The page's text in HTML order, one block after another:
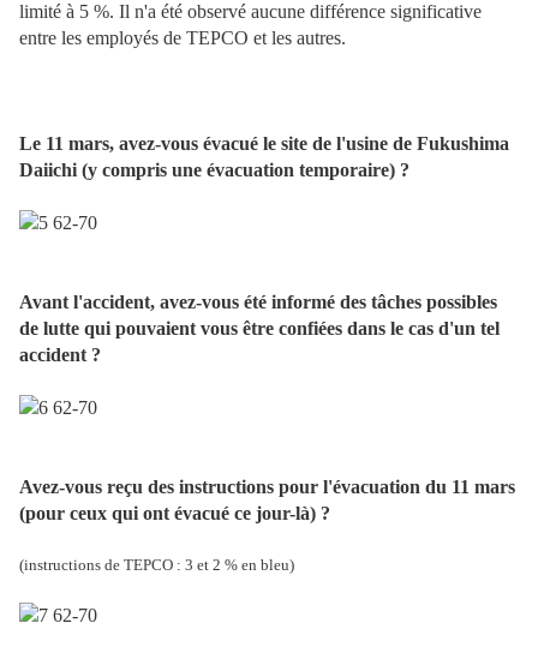
limité à 5 %. Il n'a été observé aucune différence significative
entre les employés de TEPCO et les autres.
Le 11 mars, avez-vous évacué le site de l'usine de Fukushima
Daiichi (y compris une évacuation temporaire) ?
Avant l'accident, avez-vous été informé des tâches possibles
de lutte qui pouvaient vous être confiées dans le cas d'un tel
accident ?
Avez-vous reçu des instructions pour l'évacuation du 11 mars
(pour ceux qui ont évacué ce jour-là) ?
(instructions de TEPCO : 3 et 2 % en bleu)